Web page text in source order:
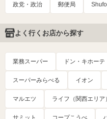
政党・政治 郵便局
よく行くお店から探す
業務スーパー ドン・キホーテ
スーパーみらべる イオン
マルエツ ライフ（関西エリア）
サミット コープこうべ